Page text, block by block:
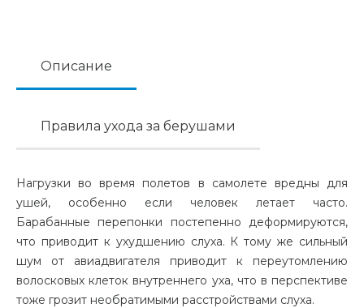
Описание
Правила ухода за берушами
Нагрузки во время полетов в самолете вредны для
ушей, особенно если человек летает часто.
Барабанные перепонки постепенно деформируются,
что приводит к ухудшению слуха. К тому же сильный
шум от авиадвигателя приводит к переутомлению
волосковых клеток внутреннего уха, что в перспективе
тоже грозит необратимыми расстройствами слуха.